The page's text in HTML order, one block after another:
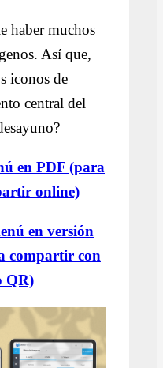
haber muchos
Así que,
iconos de
central del
en PDF (para
online)
en versión
compartir con
QR)